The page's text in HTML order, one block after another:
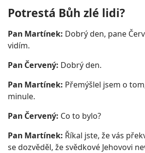
Potrestá Bůh zlé lidi?
Pan Martínek: Dobrý den, pane
vidím.
Pan Červený: Dobrý den.
Pan Martínek: Přemýšlel jsem o
minule.
Pan Červený: Co to bylo?
Pan Martínek: Říkal jste, že vás
se dozvěděl, že svědkové Jehovovi